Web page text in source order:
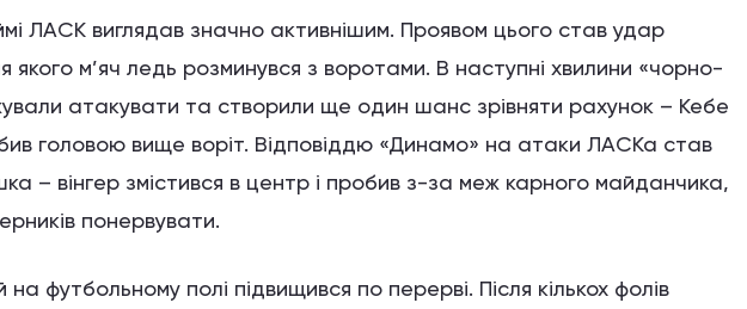
ЛАСК виглядав значно активнішим. Проявом цього став удар
якого м’яч ледь розминувся з воротами. В наступні хвилини «чорно-
атакувати та створили ще один шанс зрівняти рахунок – Кебе
головою вище воріт. Відповіддю «Динамо» на атаки ЛАСКа став
– вінгер змістився в центр і пробив з-за меж карного майданчика,
понервувати.
на футбольному полі підвищився по перерві. Після кількох фолів